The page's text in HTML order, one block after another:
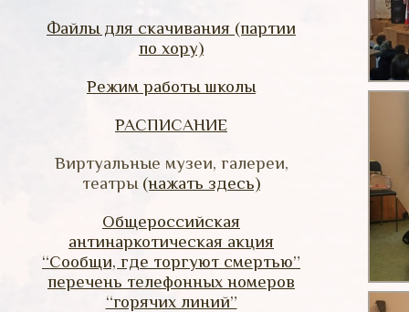
Файлы для скачивания (партии
по хору)
Режим работы школы
РАСПИСАНИЕ
Виртуальные музеи, галереи,
театры (нажать здесь)
Общероссийская
антинаркотическая акция
“Сообщи, где торгуют смертью”
перечень телефонных номеров
“горячих линий”